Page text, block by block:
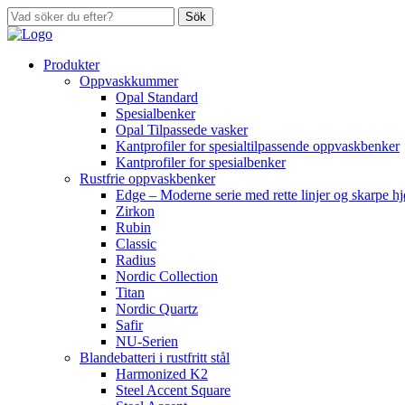
Sök
Produkter
Oppvaskkummer
Opal Standard
Spesialbenker
Opal Tilpassede vasker
Kantprofiler for spesialtilpassende oppvaskbenker
Kantprofiler for spesialbenker
Rustfrie oppvaskbenker
Edge – Moderne serie med rette linjer og skarpe
Zirkon
Rubin
Classic
Radius
Nordic Collection
Titan
Nordic Quartz
Safir
NU-Serien
Blandebatteri i rustfritt stål
Harmonized K2
Steel Accent Square